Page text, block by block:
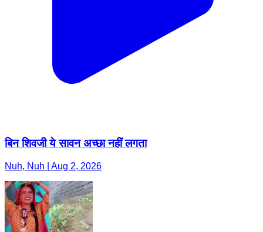
बिन शिवजी ये सावन अच्छा नहीं लगता
Nuh, Nuh | Aug 2, 2026